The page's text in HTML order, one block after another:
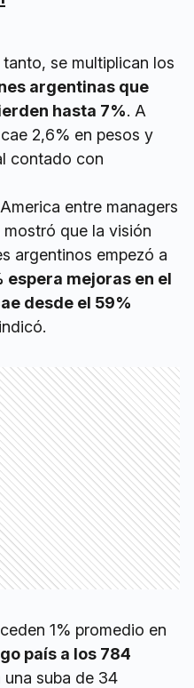
se multiplican los
argentinas que
hasta 7%. A
2,6% en pesos y
contado con
entre managers
que la visión
argentinos empezó a
espera mejoras en el
desde el 59%
1% promedio en
país a los 784
una suba de 34